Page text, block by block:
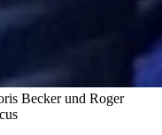
Becker und Roger